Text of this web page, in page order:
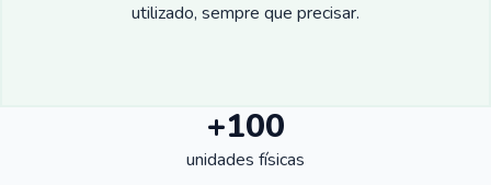
utilizado, sempre que precisar.
+100
unidades físicas